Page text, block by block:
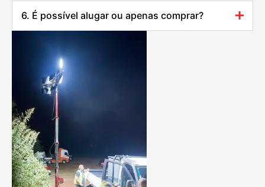
6. É possível alugar ou apenas comprar?